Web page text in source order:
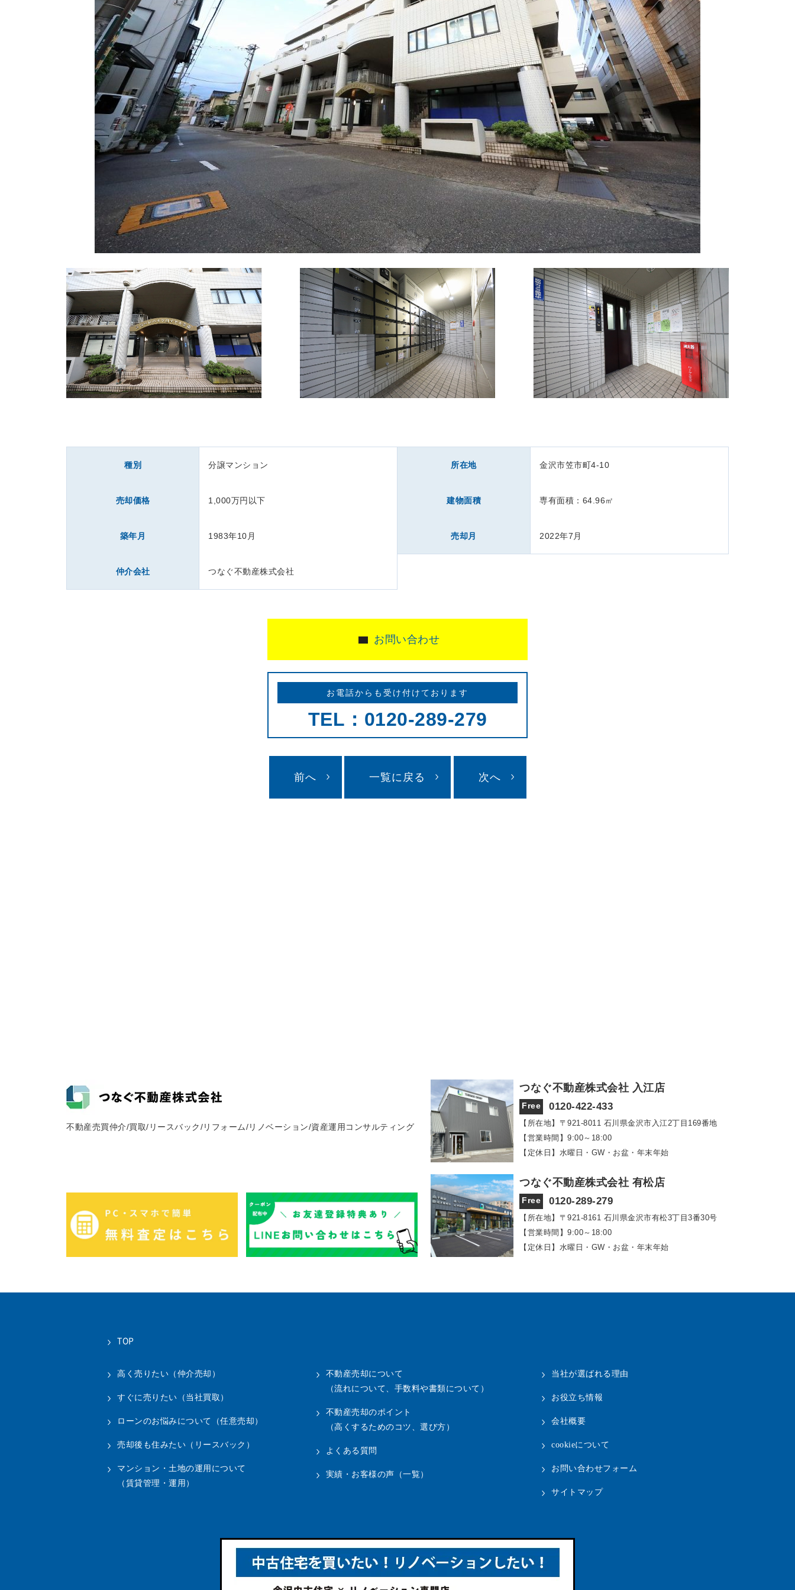
種別 分譲マンション 所在地 金沢市笠市町4-10
売却価格 1,000万円以下 建物面積 専有面積：64.96㎡
築年月 1983年10月 売却月 2022年7月
仲介会社 つなぐ不動産株式会社
お問い合わせ
お電話からも受け付けております
TEL：0120-289-279
前へ 一覧に戻る 次へ
不動産売買仲介/買取/リースバック/リフォーム/リノベーション/資産運用コンサルティング
つなぐ不動産株式会社 入江店
Free 0120-422-433
【所在地】〒921‐8011 石川県金沢市入江2丁目169番地
【営業時間】9:00～18:00
【定休日】水曜日・GW・お盆・年末年始
つなぐ不動産株式会社 有松店
Free 0120-289-279
【所在地】〒921‐8161 石川県金沢市有松3丁目3番30号
【営業時間】9:00～18:00
【定休日】水曜日・GW・お盆・年末年始
TOP
高く売りたい（仲介売却）
すぐに売りたい（当社買取）
ローンのお悩みについて（任意売却）
売却後も住みたい（リースバック）
マンション・土地の運用について
（賃貸管理・運用）
不動産売却について
（流れについて、手数料や書類について）
不動産売却のポイント
（高くするためのコツ、選び方）
よくある質問
実績・お客様の声（一覧）
当社が選ばれる理由
お役立ち情報
会社概要
cookieについて
お問い合わせフォーム
サイトマップ